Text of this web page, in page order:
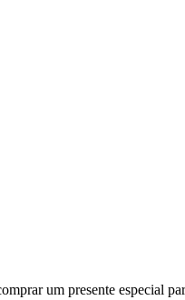
um presente especial